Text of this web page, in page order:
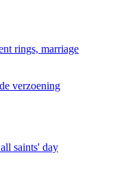
verzoening